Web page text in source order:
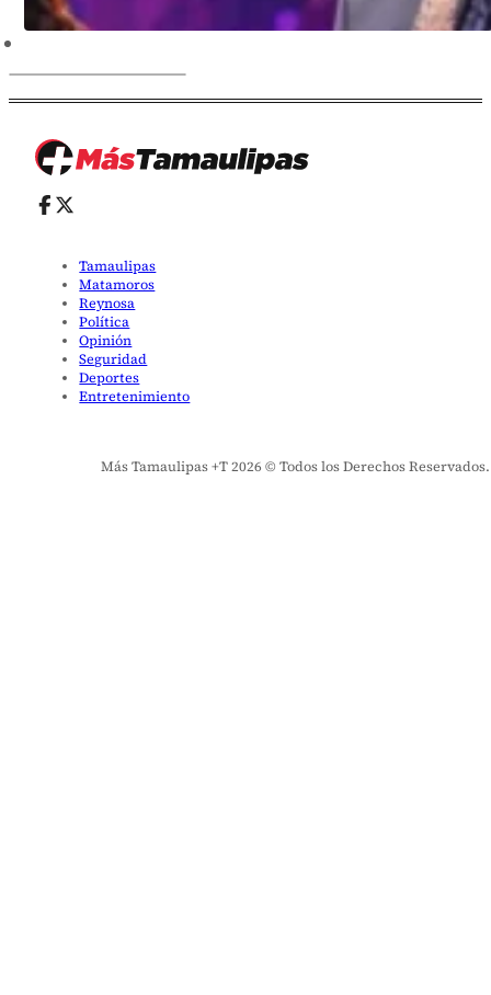
Tamaulipas
Matamoros
Reynosa
Política
Opinión
Seguridad
Deportes
Entretenimiento
Más Tamaulipas +T 2026 © Todos los Derechos